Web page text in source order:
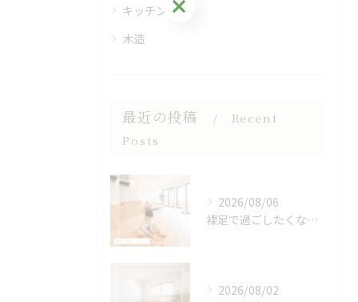
キッチン
木造
最近の投稿
Recent
Posts
2026/08/06
裸足で過ごしたくなる、木のぬくもりを感じる床🌿
2026/08/02